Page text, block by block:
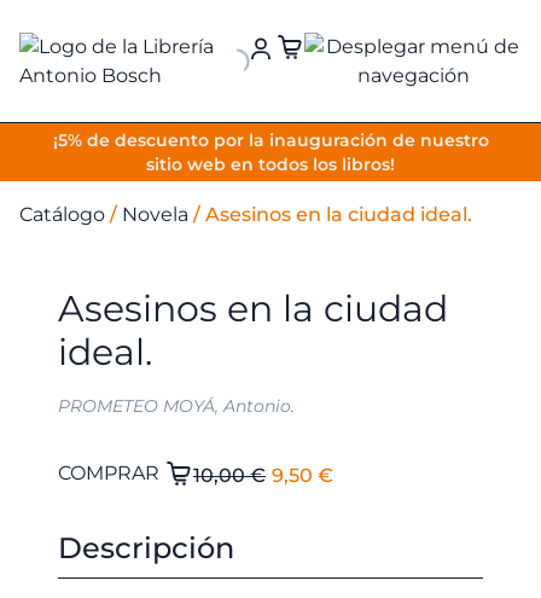
¡5% de descuento por la inauguración de nuestro
sitio web en todos los libros!
VOLVER
Catálogo / Novela / Asesinos en la ciudad ideal.
Asesinos en la ciudad
ideal.
PROMETEO MOYÁ, Antonio.
10,00€ El
era:
9,50 €
es:
Asesinos
ciudad
COMPRAR
Descripción